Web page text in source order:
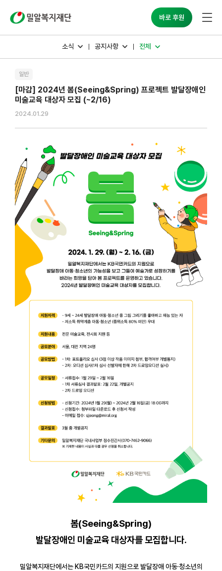
바로 후원
소식 공지사항 전체
일반
[마감] 2024년 봄(Seeing&Spring) 프로젝트 발달장애인
미술교육 대상자 모집 (~2/16)
2024.01.29
봄(Seeing&Spring)
발달장애인 미술교육 대상자를 모집합니다.
밀알복지재단에서는 KB국민카드의 지원으로 발달장애 아동·청소년의